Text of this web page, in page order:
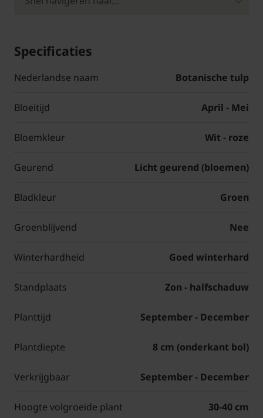
Specificaties
Nederlandse naam Botanische tulp
Bloeitijd April - Mei
Bloemkleur Wit - roze
Geurend Licht geurend (bloemen)
Bladkleur Groen
Groenblijvend Nee
Winterhardheid Goed winterhard
Standplaats Zon - halfschaduw
Planttijd September - December
Plantdiepte 8 cm (onderkant bol)
Verkrijgbaar September - December
Hoogte volgroeide plant 30-40 cm